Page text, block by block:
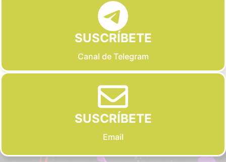
SUSCRÍBETE
Canal de Telegram
SUSCRÍBETE
Email